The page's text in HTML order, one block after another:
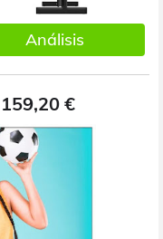
Análisis
€